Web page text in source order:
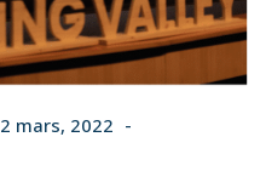
2 mars, 2022